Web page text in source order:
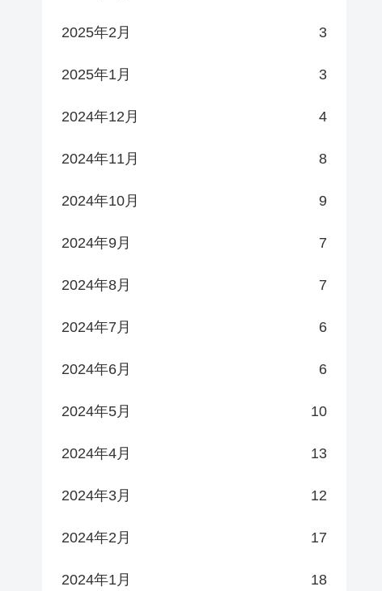
2025年2月 3
2025年1月 3
2024年12月 4
2024年11月 8
2024年10月 9
2024年9月 7
2024年8月 7
2024年7月 6
2024年6月 6
2024年5月 10
2024年4月 13
2024年3月 12
2024年2月 17
2024年1月 18